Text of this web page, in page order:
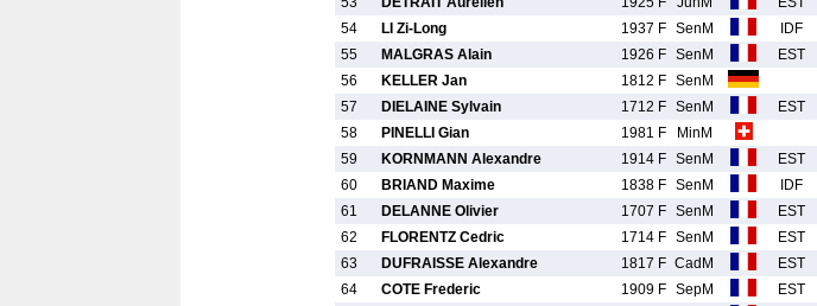
54
LI Zi-Long 1937 F SenM IDF
55
MALGRAS Alain 1926 F SenM EST
56
KELLER Jan 1812 F SenM
57
DIELAINE Sylvain 1712 F SenM EST
58
PINELLI Gian 1981 F MinM
59
KORNMANN Alexandre 1914 F SenM EST
60
BRIAND Maxime 1838 F SenM IDF
61
DELANNE Olivier 1707 F SenM EST
62
FLORENTZ Cedric 1714 F SenM EST
63
DUFRAISSE Alexandre 1817 F CadM EST
64
COTE Frederic 1909 F SepM EST